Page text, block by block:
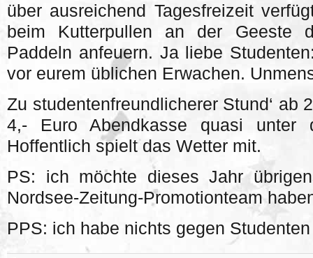
über ausreichend Tagesfreizeit
beim Kutterpullen an der Geeste
Paddeln anfeuern. Ja liebe
vor eurem üblichen Erwachen.
Zu studentenfreundlicherer Stund‘ ab
4,- Euro Abendkasse quasi unter
Hoffentlich spielt das Wetter mit.
PS: ich möchte dieses Jahr
Nordsee-Zeitung-Promotionteam
PPS: ich habe nichts gegen